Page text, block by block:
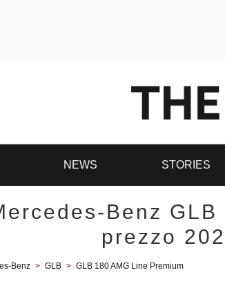
NEWS STORIES
Benz
prezzo
Benz > GLB > GLB 180 AMG Line Premium